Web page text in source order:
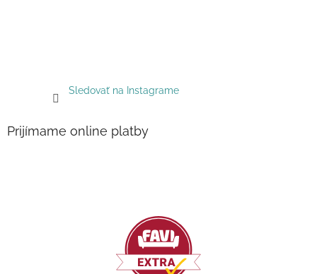
Sledovať na Instagrame
Prijímame online platby